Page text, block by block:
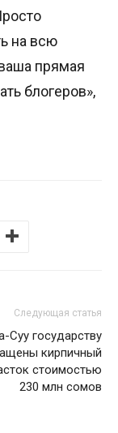
на всю
прямая
блогеров»,
Следующая статья
Суу государству
кирпичный
стоимостью
230 млн сомов